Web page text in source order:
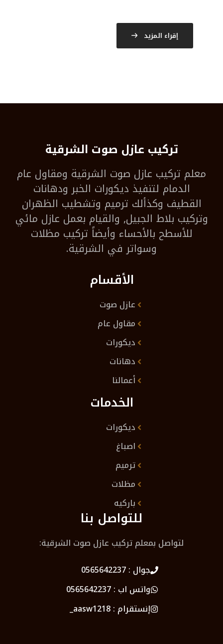
إقراء المزيد
تركيب عازل صوت الشرقية
معلم تركيب عازل صوت الشرقية ومقاول عام
الدمام لتنفيذ ديكورات الخبر ودهانات
القطيف وكذألك ترميم وتشطيب الظهران
وتركيب بلاط الجبيل, والقيام بعمل عازل مائي
للأسطح بالأحساء وأيضاً تركيب مظلات
وسواتر في الشرقية.
الأقسام
عازل صوت
مقاول عام
ديكورات
دهانات
أعمالنا
الخدمات
ديكورات
اصباغ
ترميم
مظلات
باركيه
للتواصل بنا
لتواصل بمعلم تركيب عازل صوت الشرقية:
جوال :0565642237
واتس اب :0565642237
إنستقرام :aasw1218_